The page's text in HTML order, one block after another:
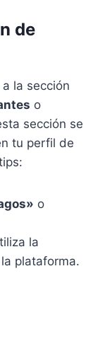
de
la sección
o
sección se
tu perfil de
o
la
plataforma.